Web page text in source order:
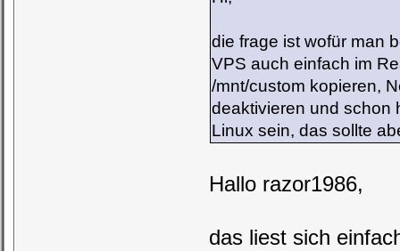
die frage ist wofür man
VPS auch einfach im
/mnt/custom kopieren,
deaktivieren und schon
Linux sein, das sollte
Hallo razor1986,
das liest sich